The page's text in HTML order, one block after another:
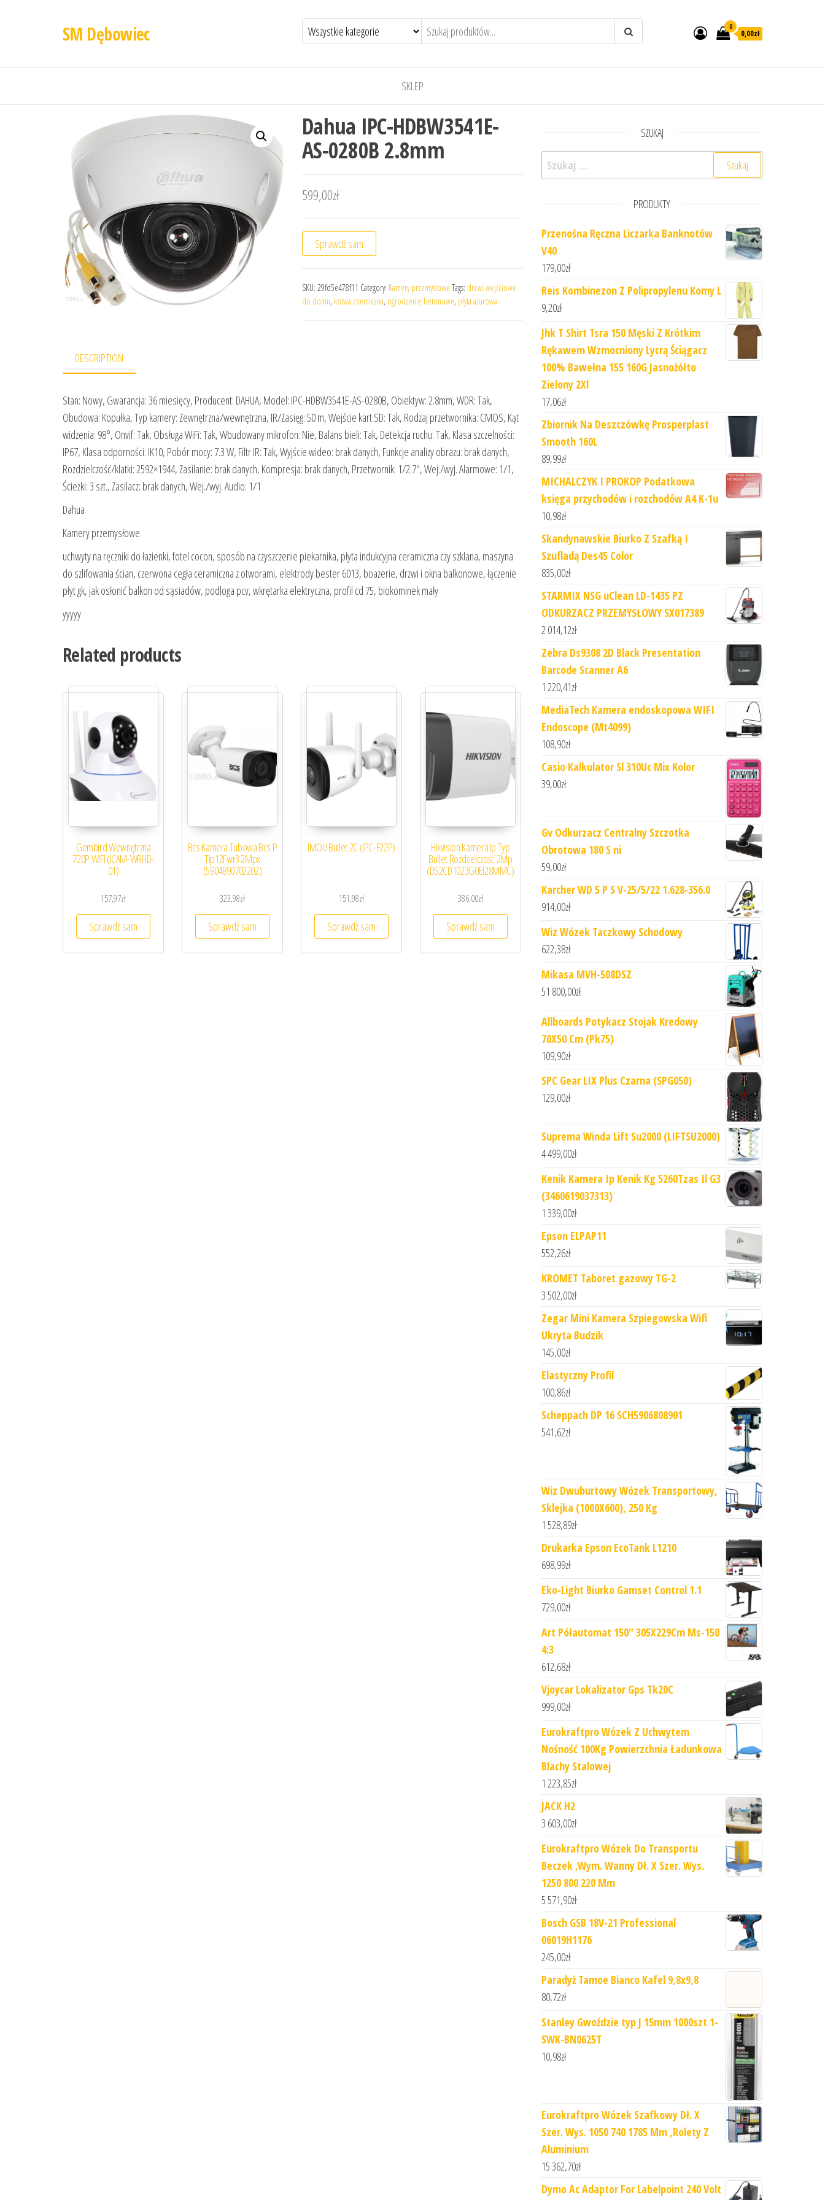
SM Dębowiec 0
0,00zł
SKLEP
Dahua IPC-HDBW3541E-
AS-0280B 2.8mm
599,00zł
Sprawdź sam
SKU: 29fd5e478f11 Category: Kamery przemysłowe Tags: drzwi wejściowe
do domu, kotwa chemiczna, ogrodzenie betonowe, płyta ażurowa
DESCRIPTION
Stan: Nowy, Gwarancja: 36 miesięcy, Producent: DAHUA, Model: IPC-HDBW3541E-AS-0280B, Obiektyw: 2.8mm, WDR: Tak,
Obudowa: Kopułka, Typ kamery: Zewnętrzna/wewnętrzna, IR/Zasięg: 50 m, Wejście kart SD: Tak, Rodzaj przetwornika: CMOS, Kąt
widzenia: 98°, Onvif: Tak, Obsługa WiFi: Tak, Wbudowany mikrofon: Nie, Balans bieli: Tak, Detekcja ruchu: Tak, Klasa szczelności:
IP67, Klasa odporności: IK10, Pobór mocy: 7.3 W, Filtr IR: Tak, Wyjście wideo: brak danych, Funkcje analizy obrazu: brak danych,
Rozdzielczość/klatki: 2592×1944, Zasilanie: brak danych, Kompresja: brak danych, Przetwornik: 1/2.7″, Wej./wyj. Alarmowe: 1/1,
Ścieżki: 3 szt., Zasilacz: brak danych, Wej./wyj. Audio: 1/1
Dahua
Kamery przemysłowe
uchwyty na ręczniki do łazienki, fotel cocon, sposób na czyszczenie piekarnika, płyta indukcyjna ceramiczna czy szklana, maszyna
do szlifowania ścian, czerwona cegła ceramiczna z otworami, elektrody bester 6013, boazerie, drzwi i okna balkonowe, łączenie
płyt gk, jak osłonić balkon od sąsiadów, podloga pcv, wkrętarka elektryczna, profil cd 75, biokominek mały
yyyyy
Related products
Gembird Wewnętrzna
720P WIFI (ICAM-WRHD-
01)
157,97zł
Sprawdź sam
Bcs Kamera Tubowa Bcs P
Tip12Fwr3 2Mpx
(5904890702202)
323,98zł
Sprawdź sam
IMOU Bullet 2C (IPC-F22P)
151,98zł
Sprawdź sam
Hikvision Kamera Ip Typ
Bullet Rozdzielczość 2Mp
(DS2CD1023G0EI28MMC)
386,00zł
Sprawdź sam
SZUKAJ
Szukaj:
PRODUKTY
Przenośna Ręczna Liczarka Banknotów
V40
179,00zł
Reis Kombinezon Z Polipropylenu Komy L
9,20zł
Jhk T Shirt Tsra 150 Męski Z Krótkim
Rękawem Wzmocniony Lycrą Ściągacz
100% Bawełna 155 160G Jasnożółto
Zielony 2Xl
17,06zł
Zbiornik Na Deszczówkę Prosperplast
Smooth 160L
89,99zł
MICHALCZYK I PROKOP Podatkowa
księga przychodów i rozchodów A4 K-1u
10,98zł
Skandynawskie Biurko Z Szafką I
Szufladą Des45 Color
835,00zł
STARMIX NSG uClean LD-1435 PZ
ODKURZACZ PRZEMYSŁOWY SX017389
2 014,12zł
Zebra Ds9308 2D Black Presentation
Barcode Scanner A6
1 220,41zł
MediaTech Kamera endoskopowa WIFI
Endoscope (Mt4099)
108,90zł
Casio Kalkulator Sl 310Uc Mix Kolor
39,00zł
Gv Odkurzacz Centralny Szczotka
Obrotowa 180 S ni
59,00zł
Karcher WD 5 P S V-25/5/22 1.628-356.0
914,00zł
Wiz Wózek Taczkowy Schodowy
622,38zł
Mikasa MVH-508DSZ
51 800,00zł
Allboards Potykacz Stojak Kredowy
70X50 Cm (Pk75)
109,90zł
SPC Gear LIX Plus Czarna (SPG050)
129,00zł
Suprema Winda Lift Su2000 (LIFTSU2000)
4 499,00zł
Kenik Kamera Ip Kenik Kg 5260Tzas Il G3
(3460619037313)
1 339,00zł
Epson ELPAP11
552,26zł
KROMET Taboret gazowy TG-2
3 502,00zł
Zegar Mini Kamera Szpiegowska Wifi
Ukryta Budzik
145,00zł
Elastyczny Profil
100,86zł
Scheppach DP 16 SCH5906808901
541,62zł
Wiz Dwuburtowy Wózek Transportowy,
Sklejka (1000X600), 250 Kg
1 528,89zł
Drukarka Epson EcoTank L1210
698,99zł
Eko-Light Biurko Gamset Control 1.1
729,00zł
Art Półautomat 150" 305X229Cm Ms-150
4:3
612,68zł
Vjoycar Lokalizator Gps Tk20C
999,00zł
Eurokraftpro Wózek Z Uchwytem
Nośność 100Kg Powierzchnia Ładunkowa
Blachy Stalowej
1 223,85zł
JACK H2
3 603,00zł
Eurokraftpro Wózek Do Transportu
Beczek ,Wym. Wanny Dł. X Szer. Wys.
1250 800 220 Mm
5 571,90zł
Bosch GSB 18V-21 Professional
06019H1176
245,00zł
Paradyż Tamoe Bianco Kafel 9,8x9,8
80,72zł
Stanley Gwoździe typ J 15mm 1000szt 1-
SWK-BN0625T
10,98zł
Eurokraftpro Wózek Szafkowy Dł. X
Szer. Wys. 1050 740 1785 Mm ,Rolety Z
Aluminium
15 362,70zł
Dymo Ac Adaptor For Labelpoint 240 Volt